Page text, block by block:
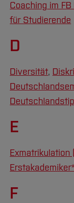
Arbeiten im
Forschung
International
Aktuelles
Studium
Team
Service
Amtliche
Notfall-Infos
Wahlen
qed-
Zentrale
Coaching im FB
für Studierende
D
Diversität,
E
Exmatrikulation
F